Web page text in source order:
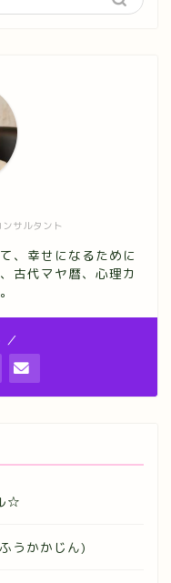
サルタント
、幸せになるために
古代マヤ暦、心理カ
☆
うかかじん)